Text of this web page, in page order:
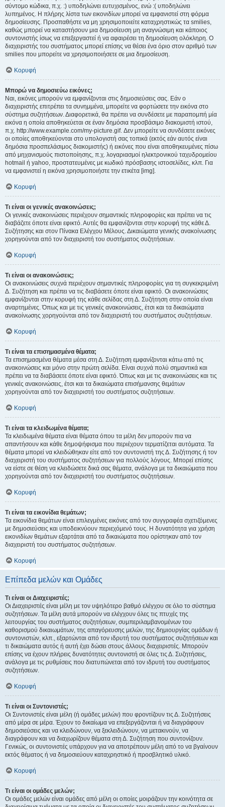
σύντομο κώδικα, π.χ. :) υποδηλώνει ευτυχισμένος, ενώ :( υποδηλώνει
λυπημένος. Η πλήρης λίστα των εικονιδίων μπορεί να εμφανιστεί στη φόρμα
δημοσίευσης. Προσπαθήστε να μη χρησιμοποιείτε καταχρηστικώς τα smilies,
καθώς μπορεί να καταστήσουν μια δημοσίευση μη αναγνώσιμη και κάποιος
συντονιστής ίσως να επεξεργαστεί ή να αφαιρέσει τη δημοσίευση ολόκληρη. Ο
διαχειριστής του συστήματος μπορεί επίσης να θέσει ένα όριο στον αριθμό των
smilies που μπορείτε να χρησιμοποιήσετε σε μια δημοσίευση.
Κορυφή
Μπορώ να δημοσιεύω εικόνες;
Ναι, εικόνες μπορούν να εμφανίζονται στις δημοσιεύσεις σας. Εάν ο
διαχειριστής επιτρέπει τα συνημμένα, μπορείτε να φορτώσετε την εικόνα στο
σύστημα συζητήσεων. Διαφορετικά, θα πρέπει να συνδέσετε με παραπομπή μία
εικόνα η οποία αποθηκεύεται σε έναν δημόσια προσβάσιμο διακομιστή ιστού,
π.χ. http://www.example.com/my-picture.gif. Δεν μπορείτε να συνδέσετε εικόνες
οι οποίες αποθηκεύονται στο υπολογιστή σας τοπικά (εκτός εάν αυτός είναι
δημόσια προσπελάσιμος διακομιστής) ή εικόνες που είναι αποθηκευμένες πίσω
από μηχανισμούς πιστοποίησης, π.χ. λογαριασμοί ηλεκτρονικού ταχυδρομείου
hotmail ή yahoo, προστατευμένες με κωδικό πρόσβασης ιστοσελίδες, κλπ. Για
να εμφανιστεί η εικόνα χρησιμοποιήστε την ετικέτα [img].
Κορυφή
Τι είναι οι γενικές ανακοινώσεις;
Οι γενικές ανακοινώσεις περιέχουν σημαντικές πληροφορίες και πρέπει να τις
διαβάζετε όποτε είναι εφικτό. Αυτές θα εμφανίζονται στην κορυφή της κάθε Δ.
Συζήτησης και στον Πίνακα Ελέγχου Μέλους. Δικαιώματα γενικής ανακοίνωσης
χορηγούνται από τον διαχειριστή του συστήματος συζητήσεων.
Κορυφή
Τι είναι οι ανακοινώσεις;
Οι ανακοινώσεις συχνά περιέχουν σημαντικές πληροφορίες για τη συγκεκριμένη
Δ. Συζήτηση και πρέπει να τις διαβάσετε όποτε είναι εφικτό. Οι ανακοινώσεις
εμφανίζονται στην κορυφή της κάθε σελίδας στη Δ. Συζήτηση στην οποία είναι
αναρτημένες. Όπως και με τις γενικές ανακοινώσεις, έτσι και τα δικαιώματα
ανακοίνωσης χορηγούνται από τον διαχειριστή του συστήματος συζητήσεων.
Κορυφή
Τι είναι τα επισημασμένα θέματα;
Τα επισημασμένα θέματα μέσα στη Δ. Συζήτηση εμφανίζονται κάτω από τις
ανακοινώσεις και μόνο στην πρώτη σελίδα. Είναι συχνά πολύ σημαντικά και
πρέπει να τα διαβάσετε όποτε είναι εφικτό. Όπως και με τις ανακοινώσεις και τις
γενικές ανακοινώσεις, έτσι και τα δικαιώματα επισήμανσης θεμάτων
χορηγούνται από τον διαχειριστή του συστήματος συζητήσεων.
Κορυφή
Τι είναι τα κλειδωμένα θέματα;
Τα κλειδωμένα θέματα είναι θέματα όπου τα μέλη δεν μπορούν πια να
απαντήσουν και κάθε δημοψήφισμα που περιέχουν τερματίζεται αυτόματα. Τα
θέματα μπορεί να κλειδώθηκαν είτε από τον συντονιστή της Δ. Συζήτησης ή τον
διαχειριστή του συστήματος συζητήσεων για πολλούς λόγους. Μπορεί επίσης
να είστε σε θέση να κλειδώσετε δικά σας θέματα, ανάλογα με τα δικαιώματα που
χορηγούνται από τον διαχειριστή του συστήματος συζητήσεων.
Κορυφή
Τι είναι τα εικονίδια θεμάτων;
Τα εικονίδια θεμάτων είναι επιλεγμένες εικόνες από τον συγγραφέα σχετιζόμενες
με δημοσιεύσεις και υποδεικνύουν περιεχόμενό τους. Η δυνατότητα για χρήση
εικονιδίων θεμάτων εξαρτάται από τα δικαιώματα που ορίστηκαν από τον
διαχειριστή του συστήματος συζητήσεων.
Κορυφή
Επίπεδα μελών και Ομάδες
Τι είναι οι Διαχειριστές;
Οι Διαχειριστές είναι μέλη με τον υψηλότερο βαθμό ελέγχου σε όλο το σύστημα
συζητήσεων. Τα μέλη αυτά μπορούν να ελέγχουν όλες τις πτυχές της
λειτουργίας του συστήματος συζητήσεων, συμπεριλαμβανομένων του
καθορισμού δικαιωμάτων, της απαγόρευσης μελών, της δημιουργίας ομάδων ή
συντονιστών, κλπ., εξαρτώνται από τον ιδρυτή του συστήματος συζητήσεων και
τι δικαιώματα αυτός ή αυτή έχει δώσει στους άλλους διαχειριστές. Μπορούν
επίσης να έχουν πλήρεις δυνατότητες συντονιστή σε όλες τις Δ. Συζητήσεις,
ανάλογα με τις ρυθμίσεις που διατυπώνεται από τον ιδρυτή του συστήματος
συζητήσεων.
Κορυφή
Τι είναι οι Συντονιστές;
Οι Συντονιστές είναι μέλη (ή ομάδες μελών) που φροντίζουν τις Δ. Συζητήσεις
από μέρα σε μέρα. Έχουν το δικαίωμα να επεξεργάζονται ή να διαγράφουν
δημοσιεύσεις και να κλειδώνουν, να ξεκλειδώνουν, να μετακινούν, να
διαγράφουν και να διαχωρίζουν θέματα στη Δ. Συζήτηση που συντονίζουν.
Γενικώς, οι συντονιστές υπάρχουν για να αποτρέπουν μέλη από το να βγαίνουν
εκτός θέματος ή να δημοσιεύουν καταχρηστικό ή προσβλητικό υλικό.
Κορυφή
Τι είναι οι ομάδες μελών;
Οι ομάδες μελών είναι ομάδες από μέλη οι οποίες μοιράζουν την κοινότητα σε